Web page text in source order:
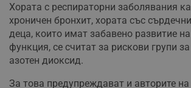
Хората с респираторни заболявания
хроничен бронхит, хората със
деца, които имат забавено развитие
функция, се считат за рискови групи
азотен диоксид.
За това предупреждават и авторите на